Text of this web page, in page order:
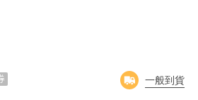
一般到貨